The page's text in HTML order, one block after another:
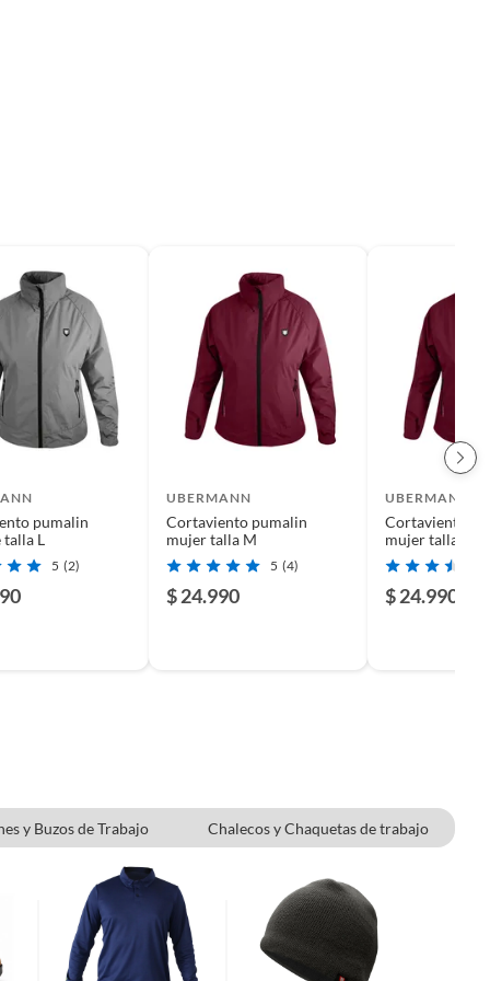
pumalin
talla L
5 (2)
UBERMANN
Cortaviento pumalin
mujer talla M
5 (4)
$ 24.990
UBERMANN
Cortaviento
mujer talla L
$ 24.990
y Buzos de Trabajo
Chalecos y Chaquetas de trabajo